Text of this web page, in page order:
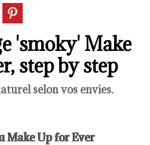
'smoky' Make
step by step
selon vos envies.
Make Up for Ever